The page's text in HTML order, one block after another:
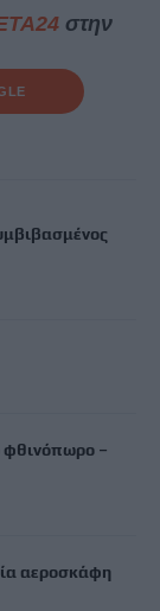
στην
φθινόπωρο –
αεροσκάφη